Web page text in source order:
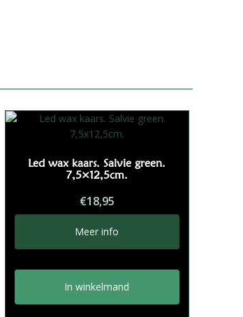
Led wax kaars. Salvie green.
7,5×12,5cm.
€18,95
Meer info
In winkelmand